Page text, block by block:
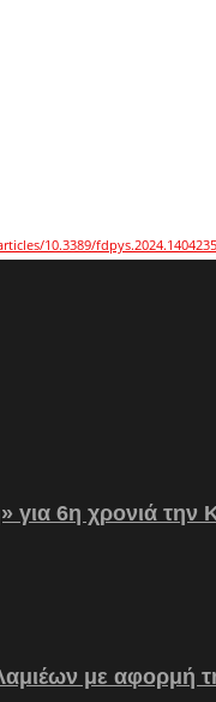
10.3389/
6η χρονιά την
με αφορμή